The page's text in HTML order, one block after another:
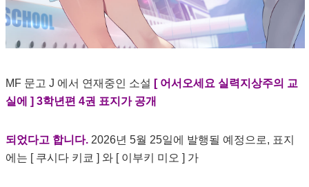
MF 문고 J 에서 연재중인 소설 [ 어서오세요 실력지상주의 교
실에 ] 3학년편 4권 표지가 공개
되었다고 합니다.2026년 5월 25일에 발행될 예정으로, 표지
에는 [ 쿠시다 키쿄 ] 와 [ 이부키 미오 ] 가